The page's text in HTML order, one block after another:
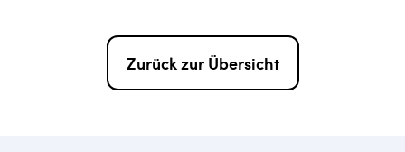
Zurück zur Übersicht